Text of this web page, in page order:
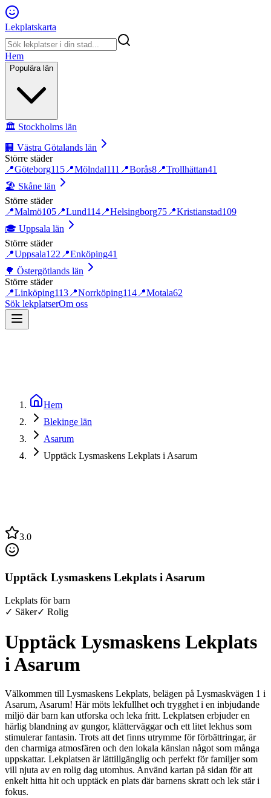
Lekplatskarta
Hem
Populära län
🏛️ Stockholms län
🏢 Västra Götalands län
Större städer
📍Göteborg115 📍Mölndal111 📍Borås8 📍Trollhättan41
🏖️ Skåne län
Större städer
📍Malmö105 📍Lund114 📍Helsingborg75 📍Kristianstad109
🎓 Uppsala län
Större städer
📍Uppsala122 📍Enköping41
🌳 Östergötlands län
Större städer
📍Linköping113 📍Norrköping114 📍Motala62
Sök lekplatserOm oss
Hem
Blekinge län
Asarum
Upptäck Lysmaskens Lekplats i Asarum
3.0
Upptäck Lysmaskens Lekplats i Asarum
Lekplats för barn
✓ Säker✓ Rolig
Upptäck Lysmaskens Lekplats
i Asarum
Välkommen till Lysmaskens Lekplats, belägen på Lysmaskvägen 1 i
Asarum, Asarum! Här möts lekfullhet och trygghet i en inbjudande
miljö där barn kan utforska och leka fritt. Lekplatsen erbjuder en
härlig blandning av gungor, klätterväggar och ett litet lekhus som
stimulerar fantasin. Trots att det finns utrymme för förbättringar, är
den charmiga atmosfären och den lokala känslan något som många
uppskattar. Lekplatsen är lättillgänglig och perfekt för familjer som
vill njuta av en rolig dag utomhus. Använd kartan på sidan för att
enkelt hitta hit och upptäck en plats där barnens skratt och lek står i
fokus.